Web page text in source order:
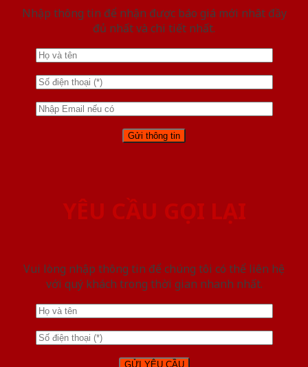
Nhập thông tin để nhận được báo giá mới nhât đầy
đủ nhất và chi tiết nhất.
YÊU CẦU GỌI LẠI
Vui lòng nhập thông tin để chúng tôi có thể liên hệ
với quý khách trong thời gian nhanh nhất.